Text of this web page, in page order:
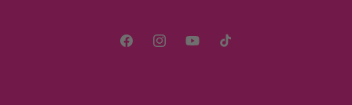
FacebookInstagramYouTubeTikTok